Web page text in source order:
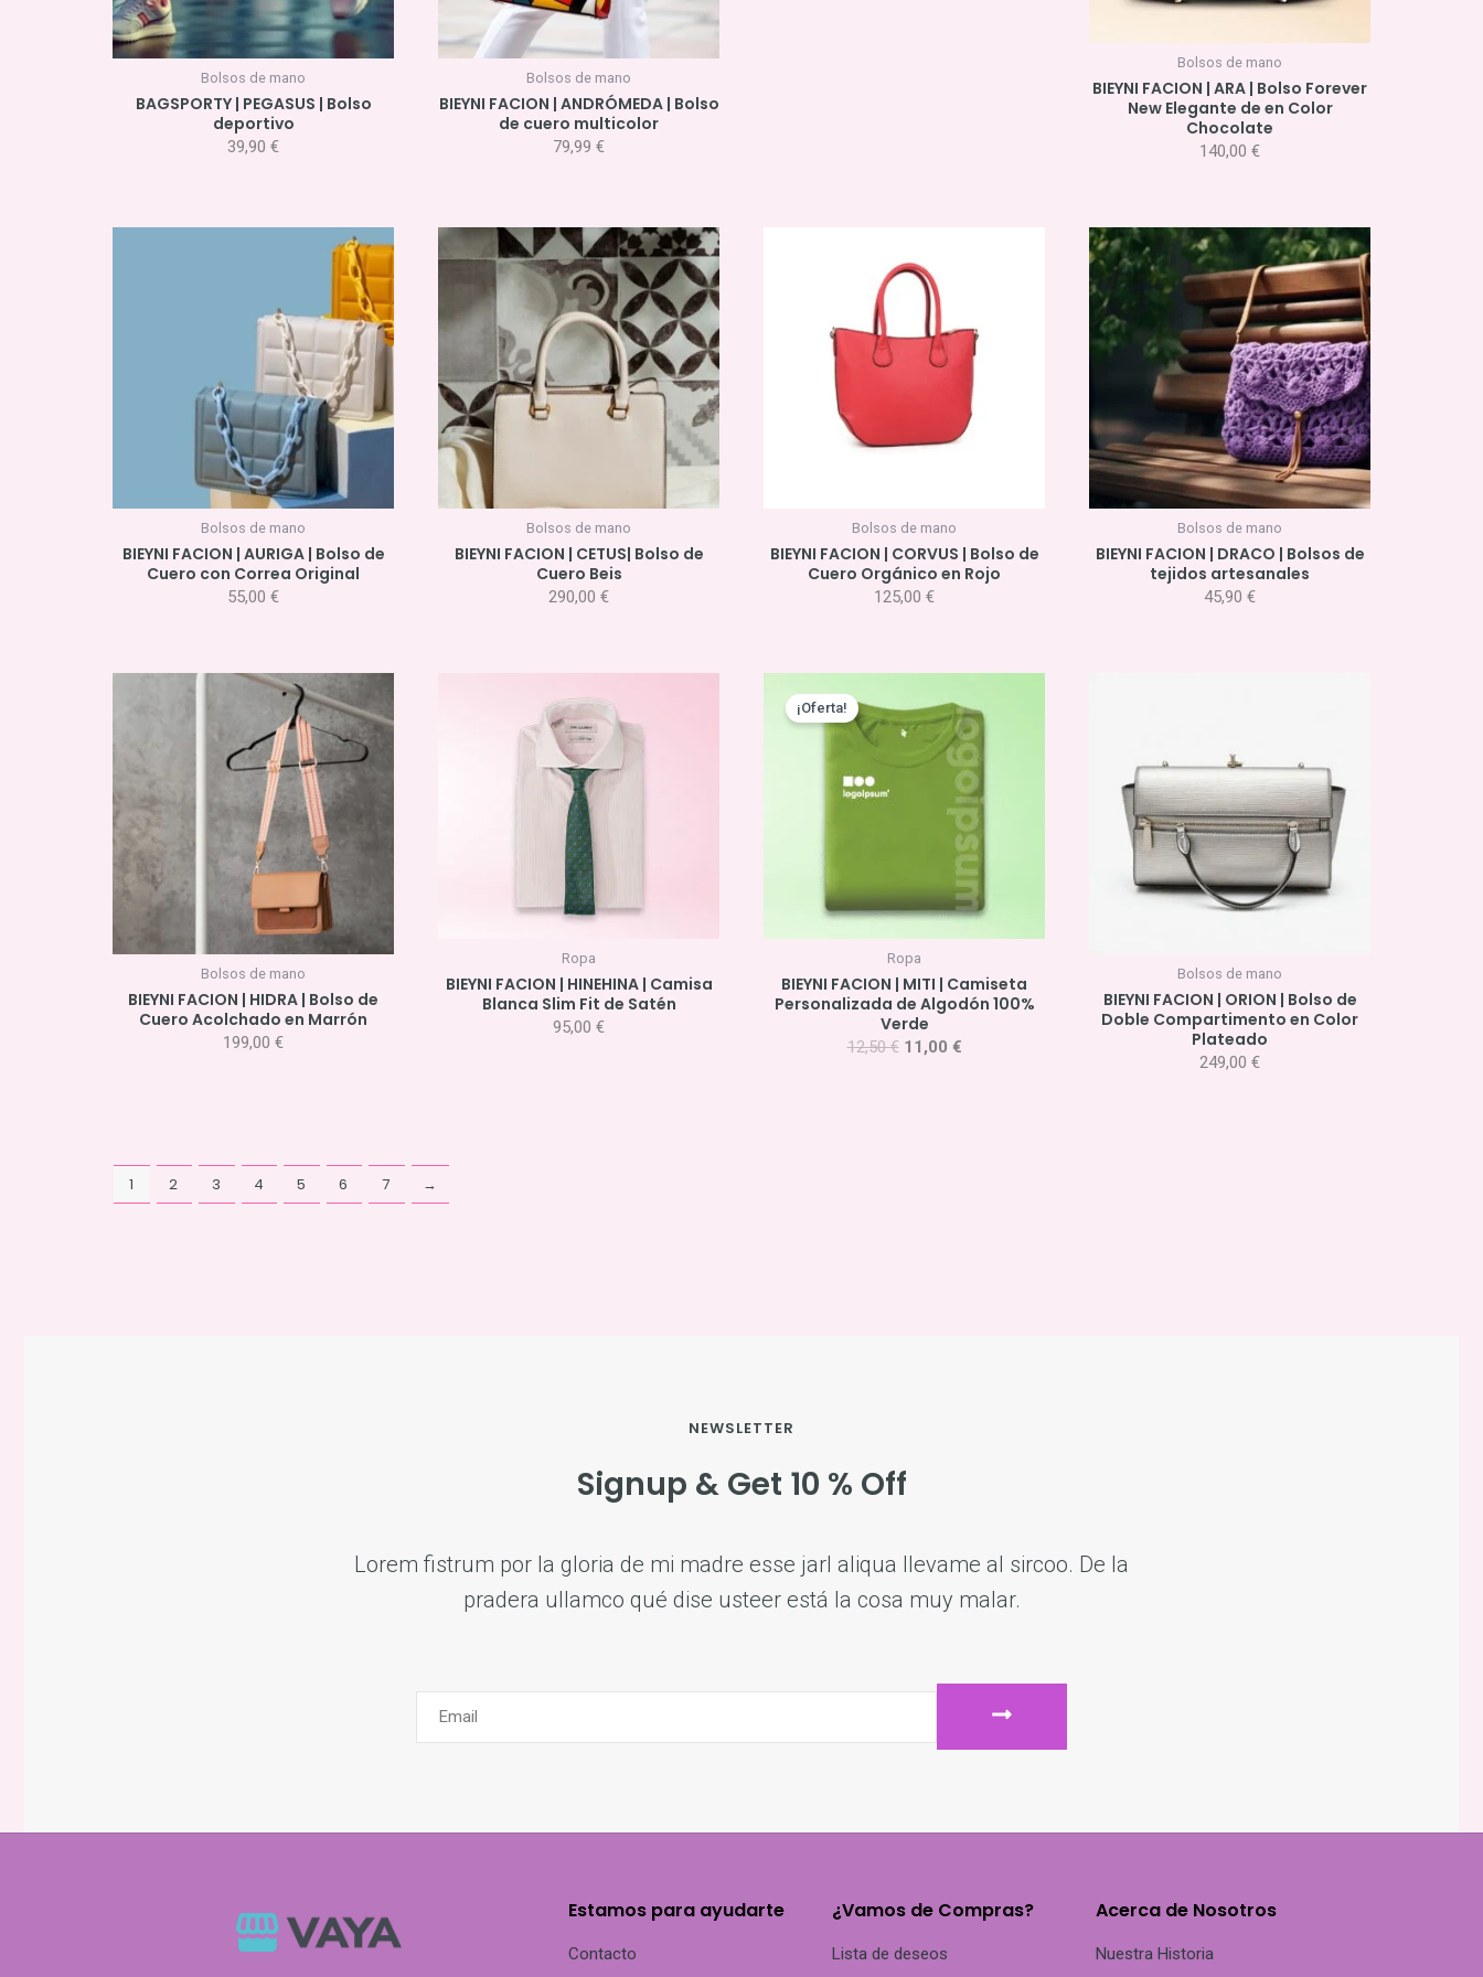
Bolsos de mano
BAGSPORTY | PEGASUS | Bolso
deportivo
39,90 €
Bolsos de mano
BIEYNI FACION | ANDRÓMEDA | Bolso
de cuero multicolor
79,99 €
Bolsos de mano
BIEYNI FACION | ARA | Bolso Forever
New Elegante de en Color
Chocolate
140,00 €
Bolsos de mano
BIEYNI FACION | AURIGA | Bolso de
Cuero con Correa Original
55,00 €
Bolsos de mano
BIEYNI FACION | CETUS| Bolso de
Cuero Beis
290,00 €
Bolsos de mano
BIEYNI FACION | CORVUS | Bolso de
Cuero Orgánico en Rojo
125,00 €
Bolsos de mano
BIEYNI FACION | DRACO | Bolsos de
tejidos artesanales
45,90 €
Bolsos de mano
BIEYNI FACION | HIDRA | Bolso de
Cuero Acolchado en Marrón
199,00 €
Ropa
BIEYNI FACION | HINEHINA | Camisa
Blanca Slim Fit de Satén
95,00 €
¡Oferta!
Ropa
BIEYNI FACION | MITI | Camiseta
Personalizada de Algodón 100%
Verde
12,50€
precio
original
12,50 €.
11,00 €
precio
actual
es:
11,00 €.
Bolsos de mano
BIEYNI FACION | ORION | Bolso de
Doble Compartimento en Color
Plateado
249,00 €
1 2 3 4 5 6 7 →
NEWSLETTER
Signup & Get 10 % Off
Lorem fistrum por la gloria de mi madre esse jarl aliqua llevame al sircoo. De la
pradera ullamco qué dise usteer está la cosa muy malar.
Email ENVIAR
Estamos para ayudarte
Contacto
¿Vamos de Compras?
Lista de deseos
Acerca de Nosotros
Nuestra Historia